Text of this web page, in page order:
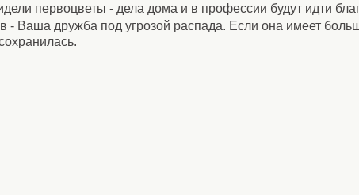
первоцветы - дела дома и в профессии будут идти
- Ваша дружба под угрозой распада. Если она имеет